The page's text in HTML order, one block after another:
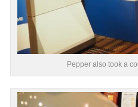
Pepper also took a